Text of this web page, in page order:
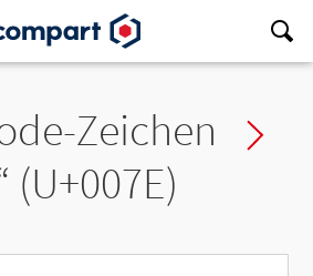
Zeichen
(U+007E)